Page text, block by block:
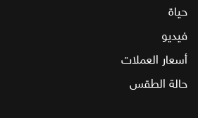
حياة
فيديو
أسعار العملات
حالة الطقس